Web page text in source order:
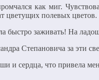
как миг.
цветущих полевых
быстро заживать! На
Степановича за эти
и сердца, что привела